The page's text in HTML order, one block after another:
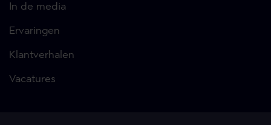
In de media
Ervaringen
Klantverhalen
Vacatures